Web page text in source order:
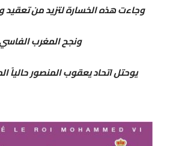
و​جاءت هذه الخسارة لتزيد من تعقيد
و​نجح المغرب